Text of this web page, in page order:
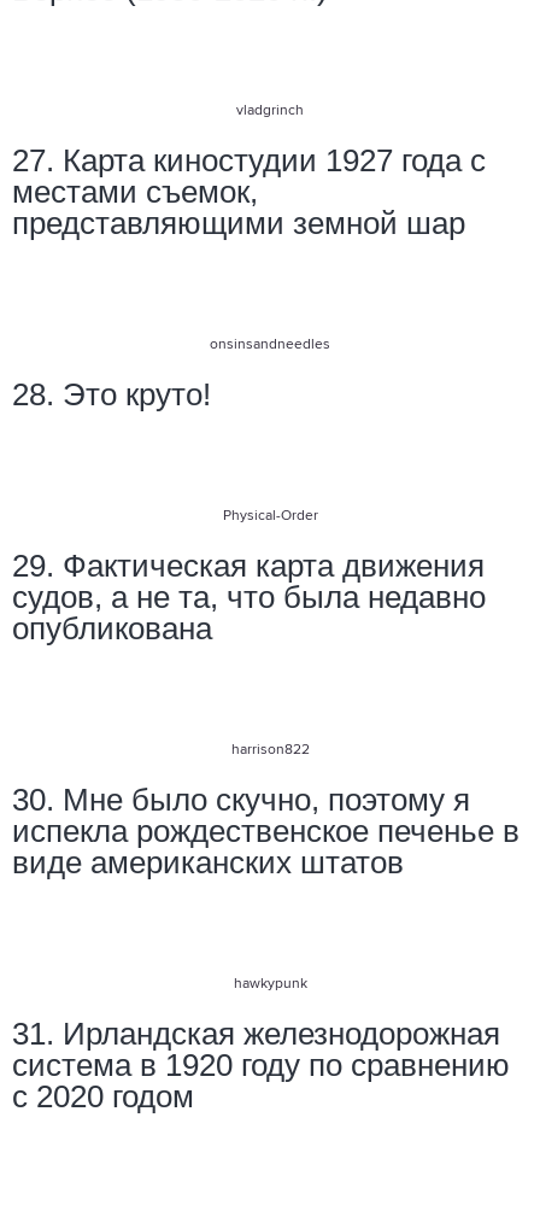
vladgrinch
27. Карта киностудии 1927 года с
местами съемок,
представляющими земной шар
onsinsandneedles
28. Это круто!
Physical-Order
29. Фактическая карта движения
судов, а не та, что была недавно
опубликована
harrison822
30. Мне было скучно, поэтому я
испекла рождественское печенье в
виде американских штатов
hawkypunk
31. Ирландская железнодорожная
система в 1920 году по сравнению
с 2020 годом